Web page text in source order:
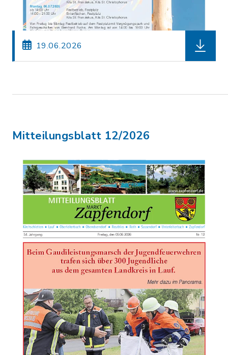
19.06.2026
Mitteilungsblatt 12/2026